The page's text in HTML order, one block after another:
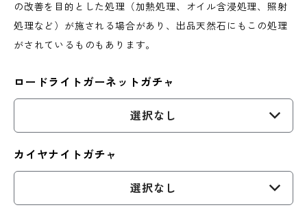
の改善を目的とした処理（加熱処理、オイル含浸処理、照射
処理など）が施される場合があり、出品天然石にもこの処理
がされているものもあります。
ロードライトガーネットガチャ
選択なし
カイヤナイトガチャ
選択なし